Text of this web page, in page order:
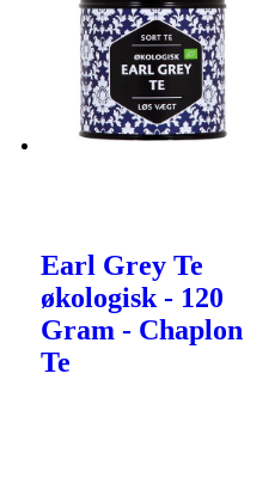
Earl Grey Te
økologisk - 120
Gram - Chaplon
Te